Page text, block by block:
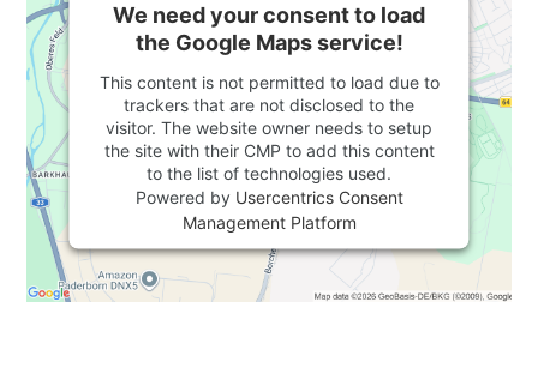
We need your consent to load
the Google Maps service!
This content is not permitted to load due to
trackers that are not disclosed to the
visitor. The website owner needs to setup
the site with their CMP to add this content
to the list of technologies used.
Powered by Usercentrics Consent
Management Platform